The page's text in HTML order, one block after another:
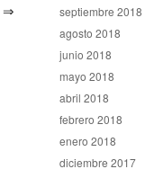
⇒
septiembre 2018
agosto 2018
junio 2018
mayo 2018
abril 2018
febrero 2018
enero 2018
diciembre 2017